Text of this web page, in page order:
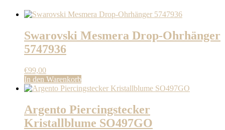
Swarovski Mesmera Drop-Ohrhänger
5747936
€99,00
In den Warenkorb
Argento Piercingstecker
Kristallblume SO497GO